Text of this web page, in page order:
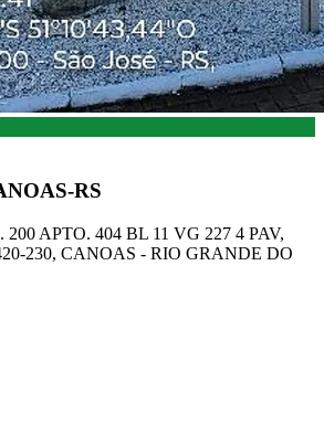
RS
APTO. 404 BL 11 VG 227 4 PAV,
230, CANOAS - RIO GRANDE DO